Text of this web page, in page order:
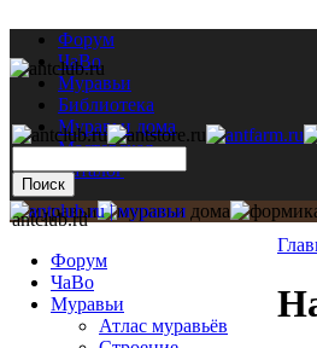
Форум
ЧаВо
Муравьи
Библиотека
Муравьи дома
Мастерская
Каталог
antclub.ru
Форум
ЧаВо
Муравьи
Атлас муравьёв